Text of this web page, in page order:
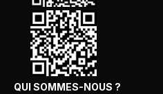
QUI SOMMES-NOUS ?